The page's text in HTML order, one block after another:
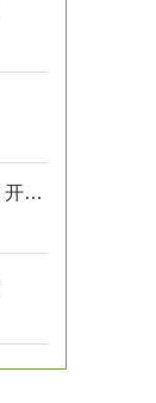
基因改造细胞治好英国白血病女婴 开创*